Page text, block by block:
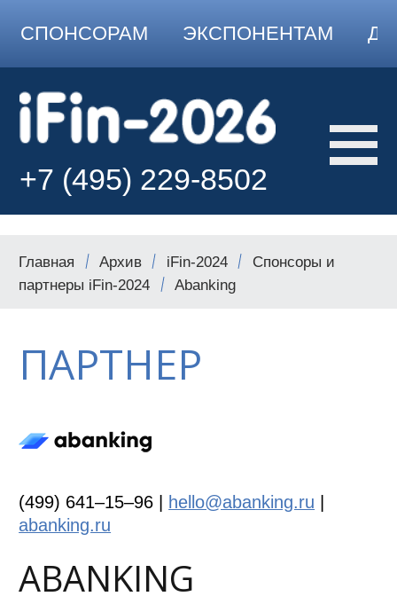
СПОНСОРАМ ЭКСПОНЕНТАМ
+7 (495) 229-8502
Главная Архив iFin-2024
Спонсоры и
партнеры iFin-2024
Abanking
ПАРТНЕР
(499) 641–15–96 | hello@abanking.ru
abanking.ru
ABANKING